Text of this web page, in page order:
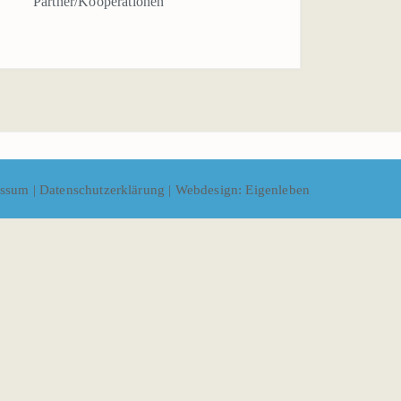
| Datenschutzerklärung | Webdesign: Eigenleben